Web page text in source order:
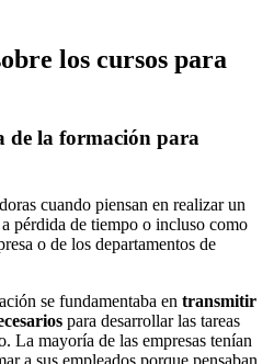
los cursos para
de la formación para
cuando piensan en realizar un
pérdida de tiempo o incluso como
o de los departamentos de
se fundamentaba en transmitir
para desarrollar las tareas
La mayoría de las empresas tenían
a sus empleados porque pensaban